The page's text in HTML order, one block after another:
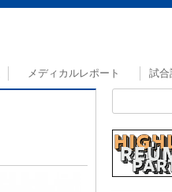
メディカルレポート 試合